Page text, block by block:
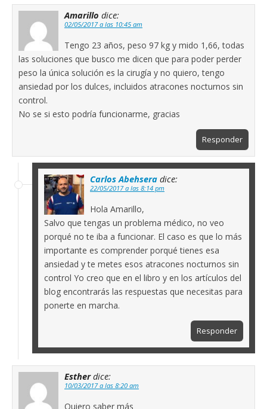
Amarillo dice:
02/05/2017 a las 10:45 am
Tengo 23 años, peso 97 kg y mido 1,66, todas
las soluciones que busco me dicen que para poder perder
peso la única solución es la cirugía y no quiero, tengo
ansiedad por los dulces, incluidos atracones nocturnos sin
control.
No se si esto podría funcionarme, gracias
Responder
Carlos Abehsera dice:
22/05/2017 a las 8:14 pm
Hola Amarillo,
Salvo que tengas un problema médico, no veo
porqué no te iba a funcionar. El caso es que lo más
importante es comprender porqué tienes esa
ansiedad y te metes esos atracones nocturnos sin
control Yo creo que en el libro y en los artículos del
blog encontrarás las respuestas que necesitas para
ponerte en marcha.
Responder
Esther dice:
10/03/2017 a las 8:20 am
Quiero saber más